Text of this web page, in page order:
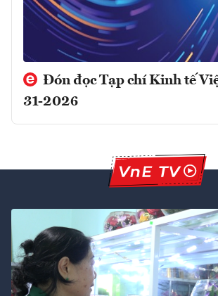
Đón đọc Tạp chí Kinh tế
31-2026